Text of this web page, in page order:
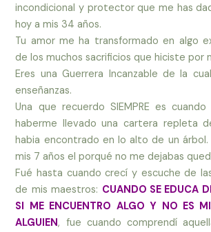
incondicional y protector que me has
hoy a mis 34 años.
Tu amor me ha transformado en algo
de los muchos sacrificios que hiciste por
Eres una Guerrera Incanzable de la
enseñanzas.
Una que recuerdo SIEMPRE es
haberme llevado una cartera repleta
habia encontrado en lo alto de un
mis 7 años el porqué no me dejabas
Fué hasta cuando crecí y escuche de
de mis maestros: CUANDO SE EDUCA
SI ME ENCUENTRO ALGO Y NO ES
ALGUIEN, fue cuando comprendí